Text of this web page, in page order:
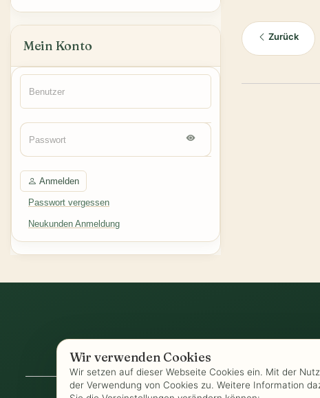
Wir verwenden Cookies
Wir setzen auf dieser Webseite Cookies ein. Mit der
der Verwendung von Cookies zu. Weitere Information
Zurück
Mein Konto
Anmelden
Passwort vergessen
Neukunden Anmeldung
AGB-Biozertifizierung